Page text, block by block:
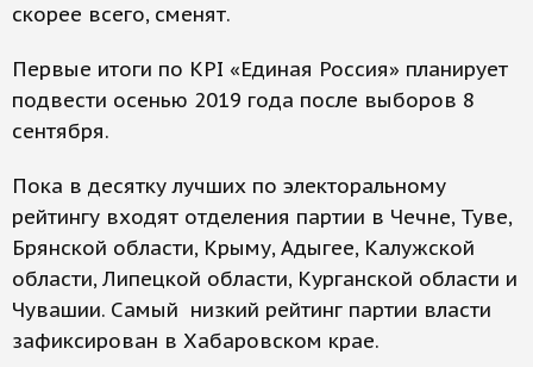
скорее всего, сменят.
Первые итоги по KPI «Единая Россия» планирует
подвести осенью 2019 года после выборов 8
сентября.
Пока в десятку лучших по электоральному
рейтингу входят отделения партии в Чечне, Туве,
Брянской области, Крыму, Адыгее, Калужской
области, Липецкой области, Курганской области и
Чувашии. Самый низкий рейтинг партии власти
зафиксирован в Хабаровском крае.